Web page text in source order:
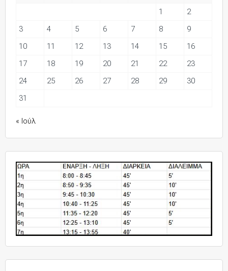
1
2
3
4 5 6 7 8
9
10
11 12 13 14 15
16
17
18 19 20 21 22
23
24
25 26 27 28 29
30
31
« Ιούλ